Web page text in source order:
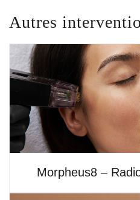
Autres
Morpheus8 –